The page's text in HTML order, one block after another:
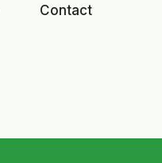
Contact